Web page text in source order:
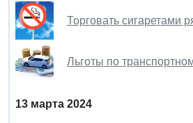
Торговать сигаретами
Льготы по
13 марта 2024